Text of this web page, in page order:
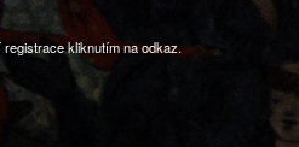
kliknutím na odkaz.